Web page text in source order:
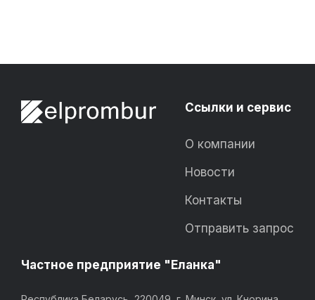
Ссылки и сервис
О компании
Новости
Контакты
Отправить запрос
Частное предприятие "Еланка"